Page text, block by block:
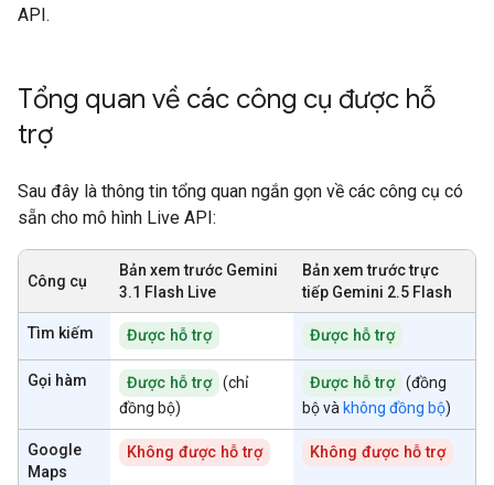
API.
Tổng quan về các công cụ được hỗ
trợ
Sau đây là thông tin tổng quan ngắn gọn về các công cụ có
sẵn cho mô hình Live API:
Công cụ
Bản xem trước Gemini
3.1 Flash Live
Bản xem trước trực
tiếp Gemini 2.5 Flash
Tìm kiếm Được hỗ trợ Được hỗ trợ
Gọi hàm Được hỗ trợ
(chỉ
đồng bộ)
Được hỗ trợ
(đồng
bộ và không đồng bộ)
Google
Maps
Không được hỗ trợ Không được hỗ trợ